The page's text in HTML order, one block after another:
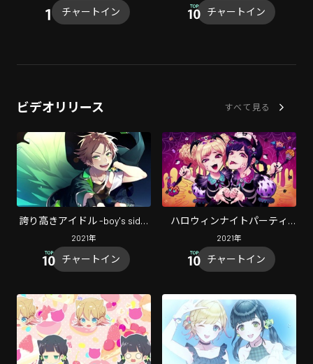
千晃))
チャートイン チャートイン
ビデオリリース すべて見る
誇り高きアイドル -boy's side-
(feat. うらたぬき)
2021年
チャートイン
ハロウィンナイトパーティ
(feat. Hanon & Kotoha)
2021年
チャートイン